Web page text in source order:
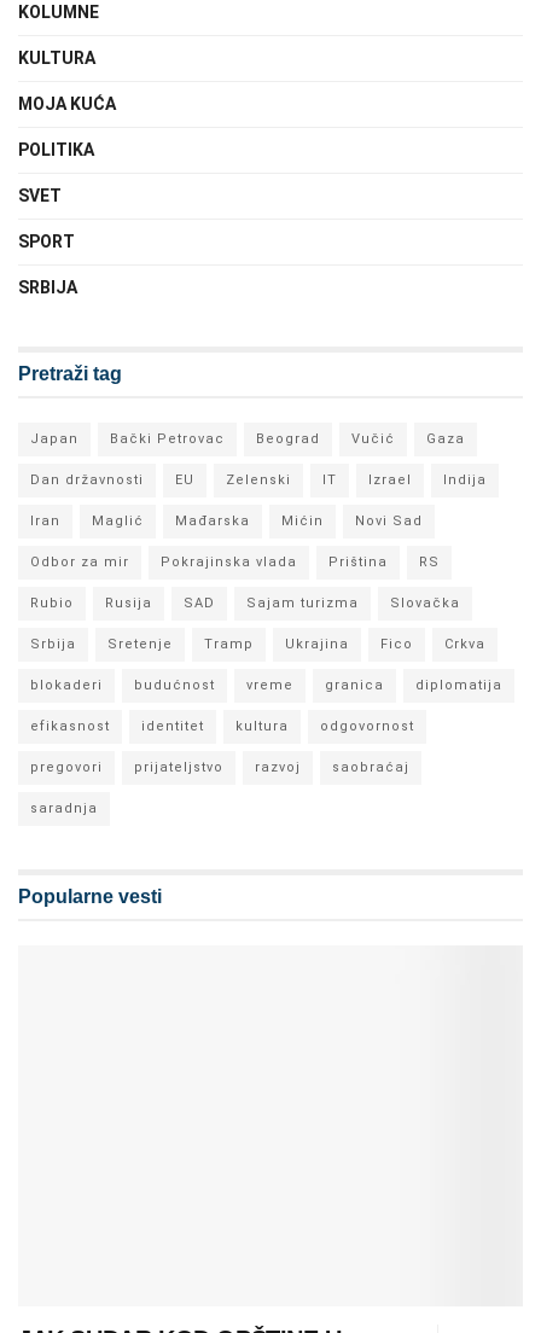
KOLUMNE
KULTURA
MOJA KUĆA
POLITIKA
SVET
SPORT
SRBIJA
Pretraži tag
Japan Bački Petrovac Beograd Vučić Gaza
Dan državnosti EU Zelenski IT Izrael Indija
Iran Maglić Mađarska Mićin Novi Sad
Odbor za mir Pokrajinska vlada Priština RS
Rubio Rusija SAD Sajam turizma Slovačka
Srbija Sretenje Tramp Ukrajina Fico Crkva
blokaderi budućnost vreme granica diplomatija
efikasnost identitet kultura odgovornost
pregovori prijateljstvo razvoj saobraćaj
saradnja
Popularne vesti